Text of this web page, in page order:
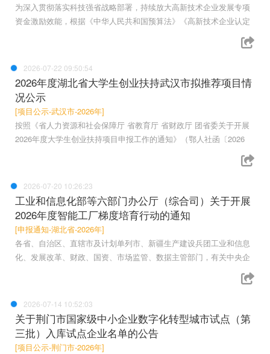
为深入贯彻落实科技强省战略部署，持续放大高新技术企业发展专项
资金激励效能，根据《中华人民共和国预算法》《高新技术企业认定
2026-07-22 09:50:54
2026年度湖北省大学生创业扶持武汉市拟推荐项目情
况公示
[项目公示-武汉市-2026年]
按照《省人力资源和社会保障厅 省教育厅 省财政厅 团省委关于开展
2026年度大学生创业扶持项目申报工作的通知》（鄂人社函〔2026
2026-07-20 10:26:23
工业和信息化部等六部门办公厅（综合司）关于开展
2026年度智能工厂梯度培育行动的通知
[申报通知-湖北省-2026年]
各省、自治区、直辖市及计划单列市、新疆生产建设兵团工业和信息
化、发展改革、财政、国资、市场监管、数据主管部门，有关中央企
2026-07-14 10:52:03
关于荆门市国家级中小企业数字化转型城市试点（第
三批）入库试点企业名单的公告
[项目公示-荆门市-2026年]